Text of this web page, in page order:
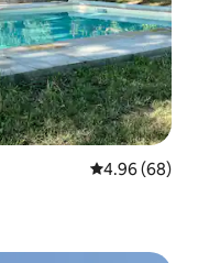
คะแนนเฉลี่ย
4.96 (68)